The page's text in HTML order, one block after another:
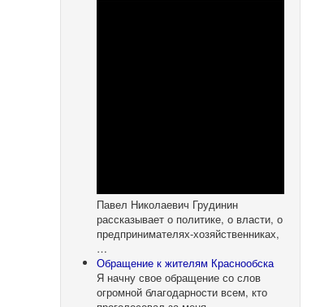
Павел Николаевич Грудинин
рассказывает о политике, о власти, о
предпринимателях-хозяйственниках,
…
Обращение к жителям Краснообска
Я начну свое обращение со слов
огромной благодарности всем, кто